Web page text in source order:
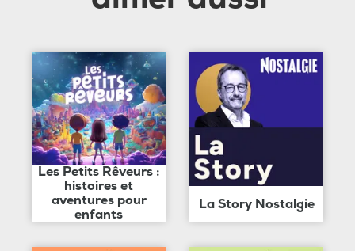
Les Petits Rêveurs :
histoires et
aventures pour
enfants
La Story Nostalgie